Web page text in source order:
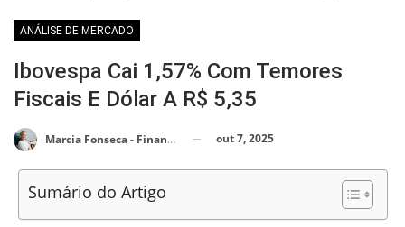
ANÁLISE DE MERCADO
Ibovespa Cai 1,57% Com Temores
Fiscais E Dólar A R$ 5,35
Marcia Fonseca - Financial Consultant out 7, 2025
Sumário do Artigo